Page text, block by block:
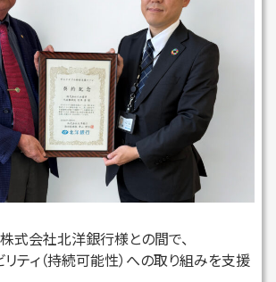
式会社北洋銀行様との間で、
ティ（持続可能性）への取り組みを支援